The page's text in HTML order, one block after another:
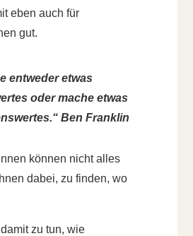
eben auch für
gut.
entweder etwas
oder mache etwas
Ben Franklin
können nicht alles
dabei, zu finden, wo
zu tun, wie